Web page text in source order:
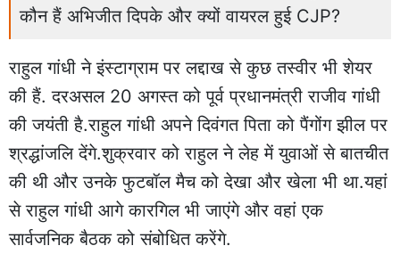
कौन हैं अभिजीत दिपके और क्यों वायरल हुई CJP?
राहुल गांधी ने इंस्टाग्राम पर लद्दाख से कुछ तस्वीर भी शेयर
की हैं. दरअसल 20 अगस्त को पूर्व प्रधानमंत्री राजीव गांधी
की जयंती है.राहुल गांधी अपने दिवंगत पिता को पैंगोंग झील पर
श्रद्धांजलि देंगे.शुक्रवार को राहुल ने लेह में युवाओं से बातचीत
की थी और उनके फुटबॉल मैच को देखा और खेला भी था.यहां
से राहुल गांधी आगे कारगिल भी जाएंगे और वहां एक
सार्वजनिक बैठक को संबोधित करेंगे.